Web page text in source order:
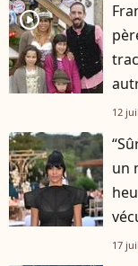
player2
12
un
17